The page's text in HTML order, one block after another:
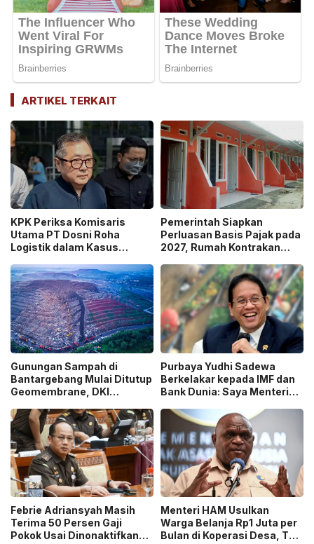
ARTIKEL TERKAIT
KPK Periksa Komisaris
Utama PT Dosni Roha
Logistik dalam Kasus
Pengangkutan Bansos!
Pemerintah Siapkan
Perluasan Basis Pajak pada
2027, Rumah Kontrakan
Pengawasan!
Gunungan Sampah di
Bantargebang Mulai Ditutup
Geomembrane, DKI
Sistem Open Dumping!
Purbaya Yudhi Sadewa
Berkelakar kepada IMF dan
Bank Dunia: Saya Menteri
Beruntung di Dunia!
Febrie Adriansyah Masih
Terima 50 Persen Gaji
Pokok Usai Dinonaktifkan
Menteri HAM Usulkan
Warga Belanja Rp1 Juta per
Bulan di Koperasi Desa, Tuai